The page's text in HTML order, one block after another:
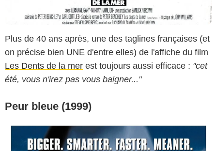
Plus de 40 ans après, une des taglines françaises (et
on précise bien UNE d'entre elles) de l'affiche du film
Les Dents de la mer est toujours aussi efficace : "cet
été, vous n'irez pas vous baigner..."
Peur bleue (1999)